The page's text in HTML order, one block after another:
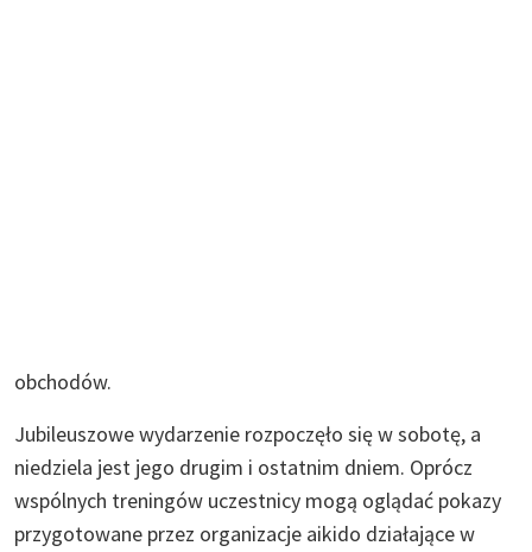
obchodów.
Jubileuszowe wydarzenie rozpoczęło się w sobotę, a
niedziela jest jego drugim i ostatnim dniem. Oprócz
wspólnych treningów uczestnicy mogą oglądać pokazy
przygotowane przez organizacje aikido działające w